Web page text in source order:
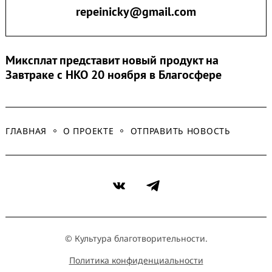
repeinicky@gmail.com
Миксплат представит новый продукт на
Завтраке с НКО 20 ноября в Благосфере
ГЛАВНАЯ О ПРОЕКТЕ ОТПРАВИТЬ НОВОСТЬ
VK Telegram
© Культура благотворительности.
Политика конфиденциальности